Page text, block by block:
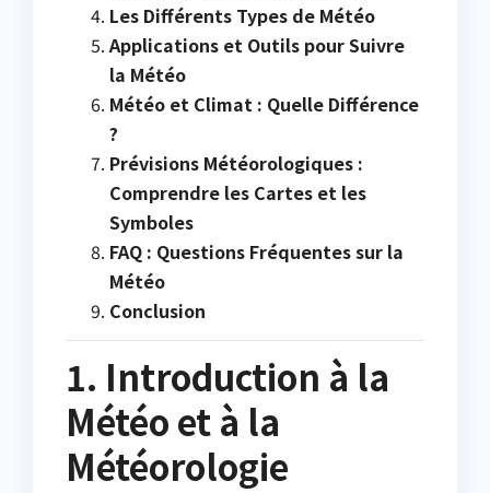
Les Différents Types de Météo
Applications et Outils pour Suivre
la Météo
Météo et Climat : Quelle Différence
?
Prévisions Météorologiques :
Comprendre les Cartes et les
Symboles
FAQ : Questions Fréquentes sur la
Météo
Conclusion
1. Introduction à la
Météo et à la
Météorologie